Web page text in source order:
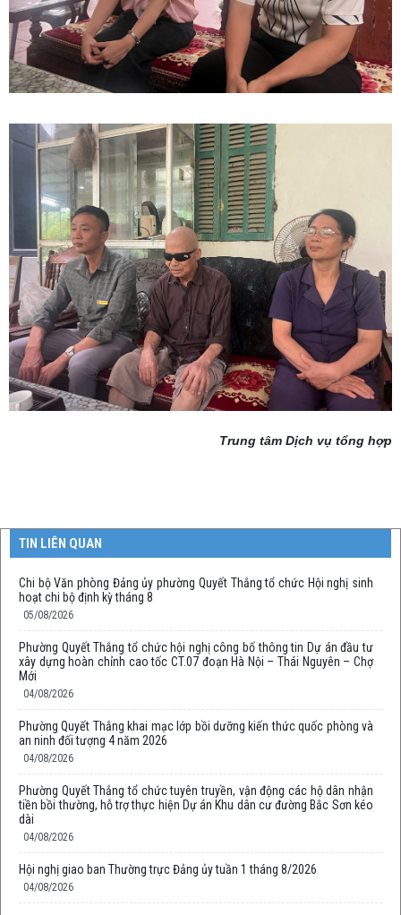
Trung tâm Dịch vụ tổng hợp
TIN LIÊN QUAN
Chi bộ Văn phòng Đảng ủy phường Quyết Thắng tổ chức Hội nghị sinh
hoạt chi bộ định kỳ tháng 8
05/08/2026
Phường Quyết Thắng tổ chức hội nghị công bố thông tin Dự án đầu tư
xây dựng hoàn chỉnh cao tốc CT.07 đoạn Hà Nội – Thái Nguyên – Chợ
Mới
04/08/2026
Phường Quyết Thắng khai mạc lớp bồi dưỡng kiến thức quốc phòng và
an ninh đối tượng 4 năm 2026
04/08/2026
Phường Quyết Thắng tổ chức tuyên truyền, vận động các hộ dân nhận
tiền bồi thường, hỗ trợ thực hiện Dự án Khu dân cư đường Bắc Sơn kéo
dài
04/08/2026
Hội nghị giao ban Thường trực Đảng ủy tuần 1 tháng 8/2026
04/08/2026